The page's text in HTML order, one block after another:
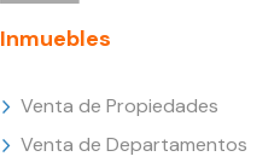
Inmuebles
Venta de Propiedades
Venta de Departamentos